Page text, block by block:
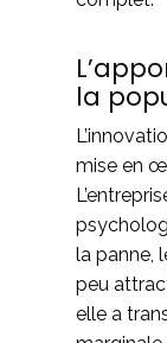
la
mise en
la panne,
peu
elle a